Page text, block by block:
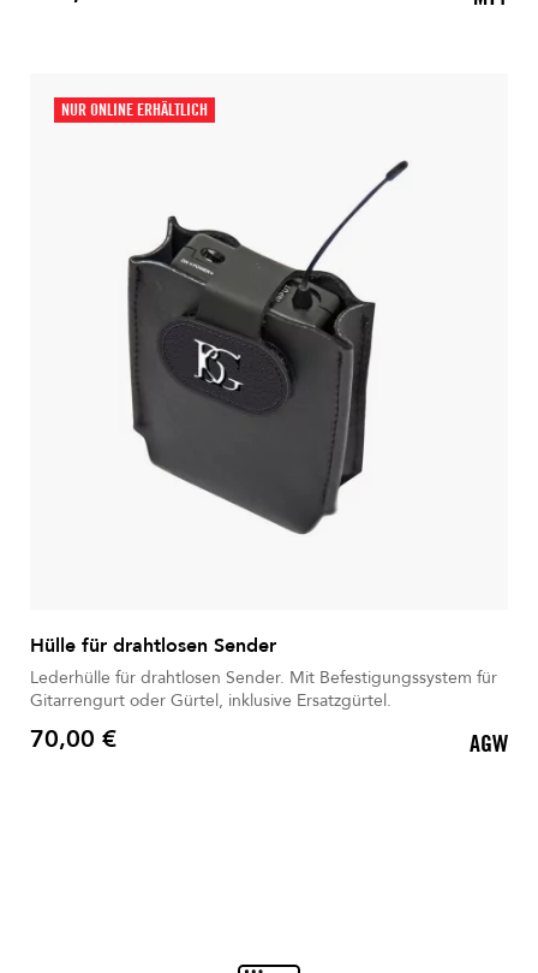
NUR ONLINE ERHÄLTLICH
Hülle für drahtlosen Sender
Lederhülle für drahtlosen Sender. Mit Befestigungssystem für
Gitarrengurt oder Gürtel, inklusive Ersatzgürtel.
Preis
70,00 € AGW